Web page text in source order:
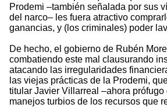
Prodemi –también señalada por sus
del narco– les fuera atractivo
ganancias, y (los criminales) poder
De hecho, el gobierno de Rubén
combatiendo este mal clausurando
atacando las irregularidades
las viejas prácticas de la Prodemi,
titular Javier Villarreal –ahora
manejos turbios de los recursos que